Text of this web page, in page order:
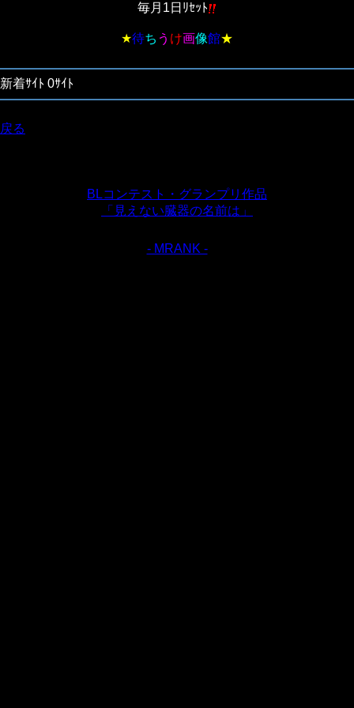
毎月1日ﾘｾｯﾄ
★待ち う け画像館★
新着ｻｲﾄ 0ｻｲﾄ
戻る
BLコンテスト・グランプリ作品
「見えない臓器の名前は」
- MRANK -